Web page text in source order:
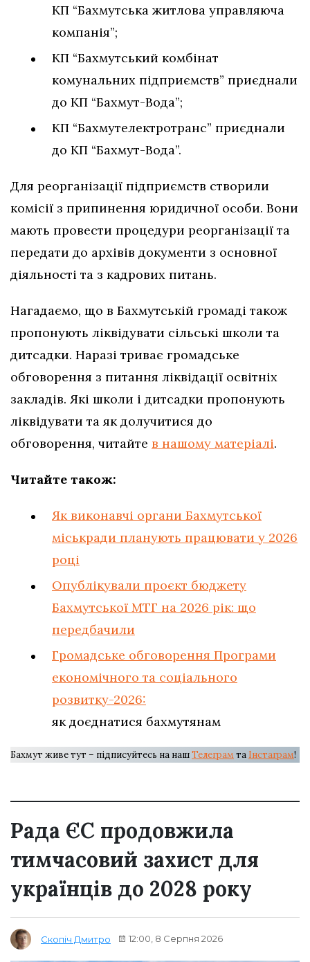
КП “Бахмутська житлова управляюча
компанія”;
КП “Бахмутський комбінат
комунальних підприємств” приєднали
до КП “Бахмут-Вода”;
КП “Бахмутелектротранс” приєднали
до КП “Бахмут-Вода”.
Для реорганізації підприємств створили
комісії з припинення юридичної особи. Вони
мають провести процедури реорганізації та
передати до архівів документи з основної
діяльності та з кадрових питань.
Нагадаємо, що в Бахмутській громаді також
пропонують ліквідувати сільські школи та
дитсадки. Наразі триває громадське
обговорення з питання ліквідації освітніх
закладів. Які школи і дитсадки пропонують
ліквідувати та як долучитися до
обговорення, читайте в нашому матеріалі.
Читайте також:
Як виконавчі органи Бахмутської
міськради планують працювати у 2026
році
Опублікували проєкт бюджету
Бахмутської МТГ на 2026 рік: що
передбачили
Громадське обговорення Програми
економічного та соціального
розвитку-2026:
як доєднатися бахмутянам
Бахмут живе тут – підписуйтесь на нашТелеграм та Інстаграм!
Рада ЄС продовжила
тимчасовий захист для
українців до 2028 року
Скопіч Дмитро 12:00, 8 Серпня 2026